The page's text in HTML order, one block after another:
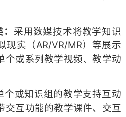
采用数媒技术将教学知识
现实（AR/VR/MR）等展示
个或系列教学视频、教学动
个或知识组的教学支持互动
交互功能的教学课件、交互